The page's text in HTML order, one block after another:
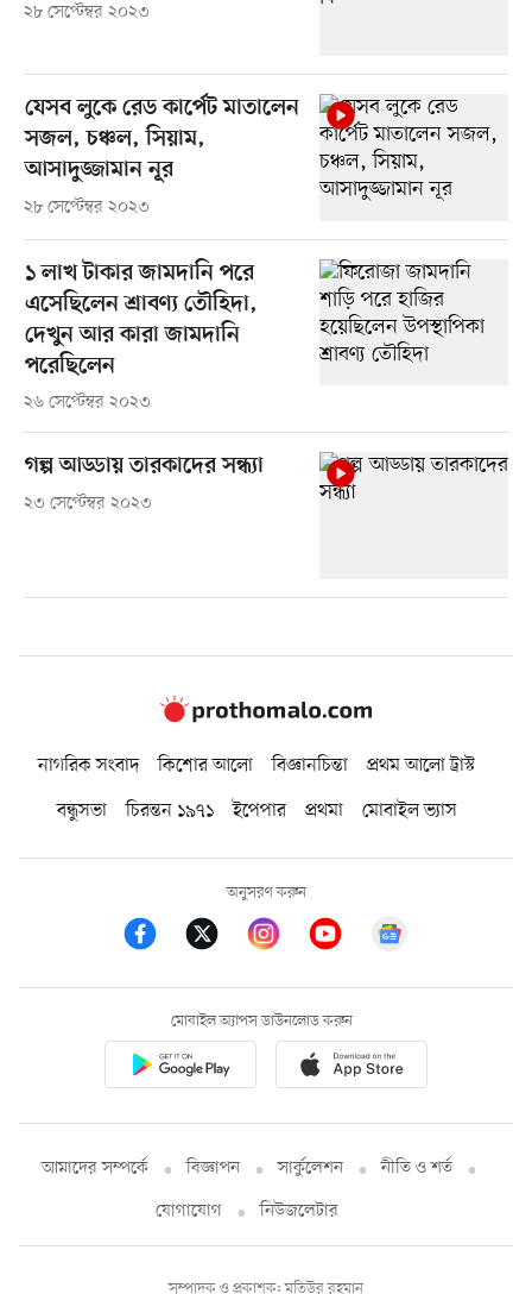
২৮ সেপ্টেম্বর ২০২৩
যেসব লুকে রেড কার্পেট মাতালেন
সজল, চঞ্চল, সিয়াম,
আসাদুজ্জামান নূর
২৮ সেপ্টেম্বর ২০২৩
১ লাখ টাকার জামদানি পরে
এসেছিলেন শ্রাবণ্য তৌহিদা,
দেখুন আর কারা জামদানি
পরেছিলেন
২৬ সেপ্টেম্বর ২০২৩
গল্প আড্ডায় তারকাদের সন্ধ্যা
২৩ সেপ্টেম্বর ২০২৩
নাগরিক সংবাদ কিশোর আলো বিজ্ঞানচিন্তা
প্রথম আলো ট্রাস্ট
বন্ধুসভা
চিরন্তন ১৯৭১ ইপেপার প্রথমা মোবাইল ভ্যাস
অনুসরণ করুন
মোবাইল অ্যাপস ডাউনলোড করুন
আমাদের সম্পর্কে বিজ্ঞাপন সার্কুলেশন
নীতি ও শর্ত
যোগাযোগ
নিউজলেটার
সম্পাদক ও প্রকাশক: মতিউর রহমান